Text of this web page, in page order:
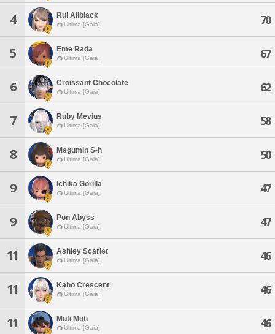
4 Rui Allblack
Ultima [Gaia] 70
5 Eme Rada
Ultima [Gaia] 67
6 Croissant Chocolate
Ultima [Gaia] 62
7 Ruby Mevius
Ultima [Gaia] 58
8 Megumin S-h
Ultima [Gaia] 50
9 Ichika Gorilla
Ultima [Gaia] 47
9 Pon Abyss
Ultima [Gaia] 47
11 Ashley Scarlet
Ultima [Gaia] 46
11 Kaho Crescent
Ultima [Gaia] 46
11 Muti Muti
Ultima [Gaia] 46